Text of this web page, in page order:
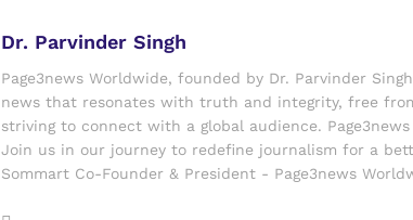
Dr. Parvinder Singh
Page3news Worldwide, founded by Dr. Parvinder
news that resonates with truth and integrity, free
striving to connect with a global audience.
Join us in our journey to redefine journalism for a
Sommart Co-Founder & President - Page3news